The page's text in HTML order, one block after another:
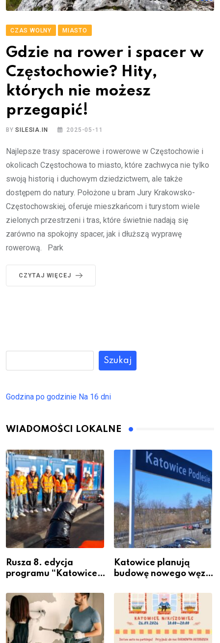
CZAS WOLNY MIASTO
Gdzie na rower i spacer w
Częstochowie? Hity,
których nie możesz
przegapić!
BYSILESIA.IN 2025-05-11
Najlepsze trasy spacerowe i rowerowe w Częstochowie i
okolicach Częstochowa to miasto, które zachwyca nie tylko
swoją historią i duchowym dziedzictwem, ale także
dostępem do natury. Położone u bram Jury Krakowsko-
Częstochowskiej, oferuje mieszkańcom i turystom wiele
zielonych przestrzeni i tras, które świetnie nadają się
zarówno na spokojny spacer, jak i dłuższą wyprawę
rowerową. Park
CZYTAJ WIĘCEJ
Szukaj
Godzina po godzinie Na 16 dni
WIADOMOŚCI LOKALNE
Rusza 8. edycja
programu “Katowice
– nabór dla
przedsiębiorców
Katowice planują
budowę nowego węzła
Podlesiu